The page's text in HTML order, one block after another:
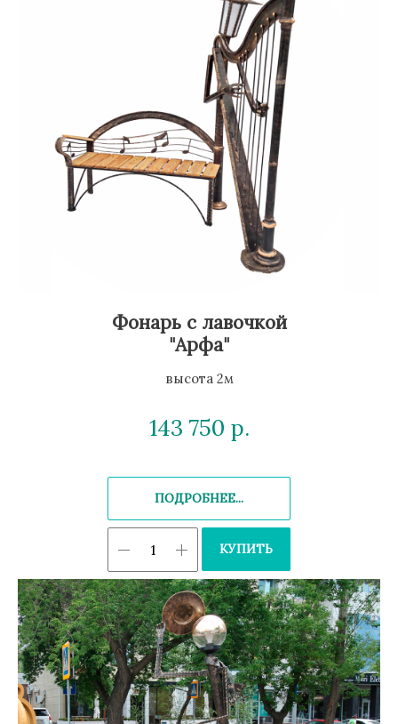
Фонарь с лавочкой
"Арфа"
высота 2м
143 750 р.
ПОДРОБНЕЕ...
КУПИТЬ